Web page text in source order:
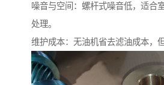
噪音与空间：螺杆式噪音低，适合
处理。
维护成本：无油机省去滤油成本，